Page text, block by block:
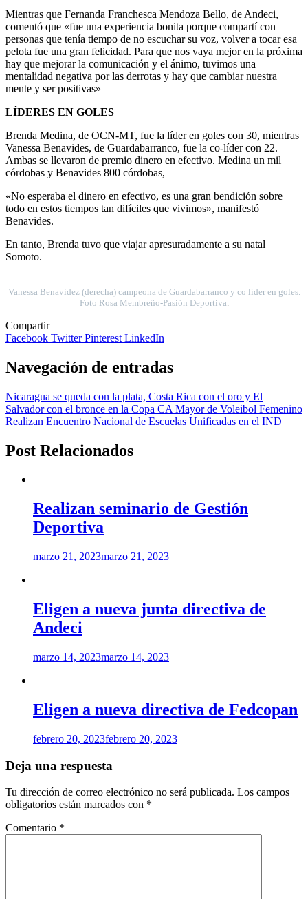
Mientras que Fernanda Franchesca Mendoza Bello, de Andeci,
comentó que «fue una experiencia bonita porque compartí con
personas que tenía tiempo de no escuchar su voz, volver a tocar esa
pelota fue una gran felicidad. Para que nos vaya mejor en la próxima
hay que mejorar la comunicación y el ánimo, tuvimos una
mentalidad negativa por las derrotas y hay que cambiar nuestra
mente y ser positivas»
LÍDERES EN GOLES
Brenda Medina, de OCN-MT, fue la líder en goles con 30, mientras
Vanessa Benavides, de Guardabarranco, fue la co-líder con 22.
Ambas se llevaron de premio dinero en efectivo. Medina un mil
córdobas y Benavides 800 córdobas,
«No esperaba el dinero en efectivo, es una gran bendición sobre
todo en estos tiempos tan difíciles que vivimos», manifestó
Benavides.
En tanto, Brenda tuvo que viajar apresuradamente a su natal
Somoto.
Vanessa Benavidez (derecha) campeona de Guardabarranco y co líder en goles.
Foto Rosa Membreño-Pasión Deportiva
Compartir
Facebook TwitterPinterest LinkedIn
Navegación de entradas
Nicaragua se queda con la plata, Costa Rica con el oro y El
Salvador con el bronce en la Copa CA Mayor de Voleibol Femenino
Realizan Encuentro Nacional de Escuelas Unificadas en el IND
Post Relacionados
Realizan seminario de Gestión
Deportiva
marzo 21, 2023marzo 21, 2023
Eligen a nueva junta directiva de
Andeci
marzo 14, 2023marzo 14, 2023
Eligen a nueva directiva de Fedcopan
febrero 20, 2023febrero 20, 2023
Deja una respuesta
Tu dirección de correo electrónico no será publicada. Los campos
obligatorios están marcados con *
Comentario *